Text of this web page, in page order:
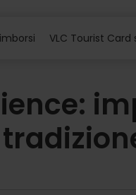
VLC Tourist Card